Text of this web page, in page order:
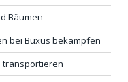
Bäumen
bei Buxus bekämpfen
transportieren